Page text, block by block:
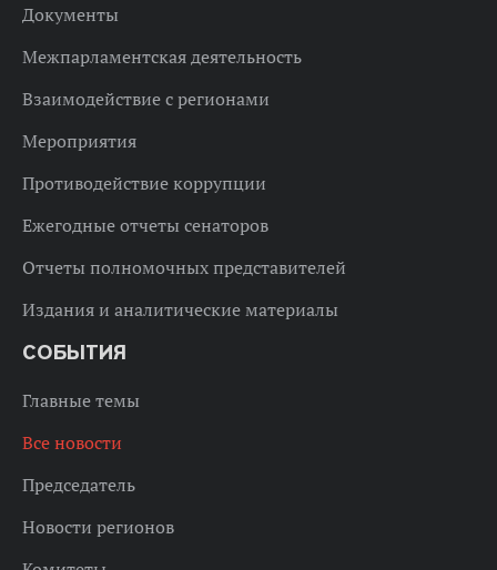
Документы
Межпарламентская деятельность
Взаимодействие с регионами
Мероприятия
Противодействие коррупции
Ежегодные отчеты сенаторов
Отчеты полномочных представителей
Издания и аналитические материалы
СОБЫТИЯ
Главные темы
Все новости
Председатель
Новости регионов